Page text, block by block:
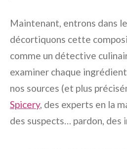
Maintenant, entrons dans
décortiquons cette
comme un détective
examiner chaque
nos sources (et plus
Spicery, des experts en la
des suspects… pardon, des